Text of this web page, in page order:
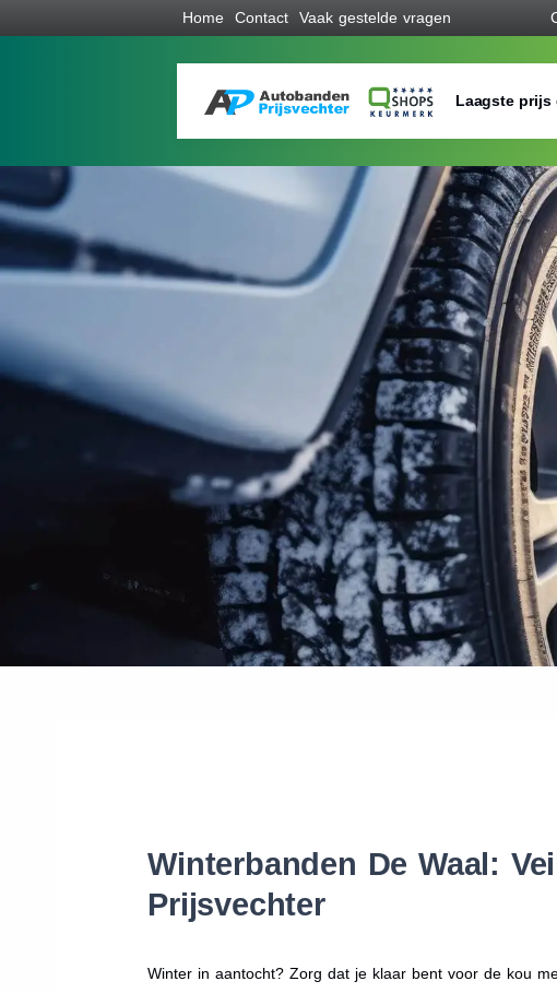
Home Contact Vaak gestelde vragen
Laagste prijs
Winterbanden De Waal:
Prijsvechter
Winter in aantocht? Zorg dat je klaar bent voor de kou